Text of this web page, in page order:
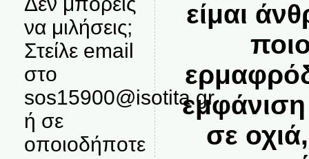
να μιλήσεις;
Στείλε email
στο
sos15900@isotita.gr
ή σε
οποιοδήποτε
είμαι
σε